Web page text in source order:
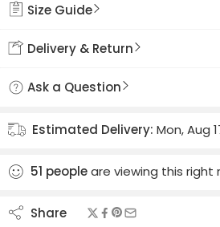
Size Guide
Delivery & Return
Ask a Question
Estimated Delivery: Mon, Aug
51 peopleare viewing this right
Share